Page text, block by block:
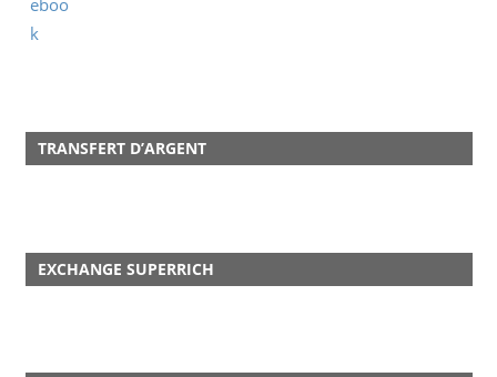
TRANSFERT D’ARGENT
EXCHANGE SUPERRICH